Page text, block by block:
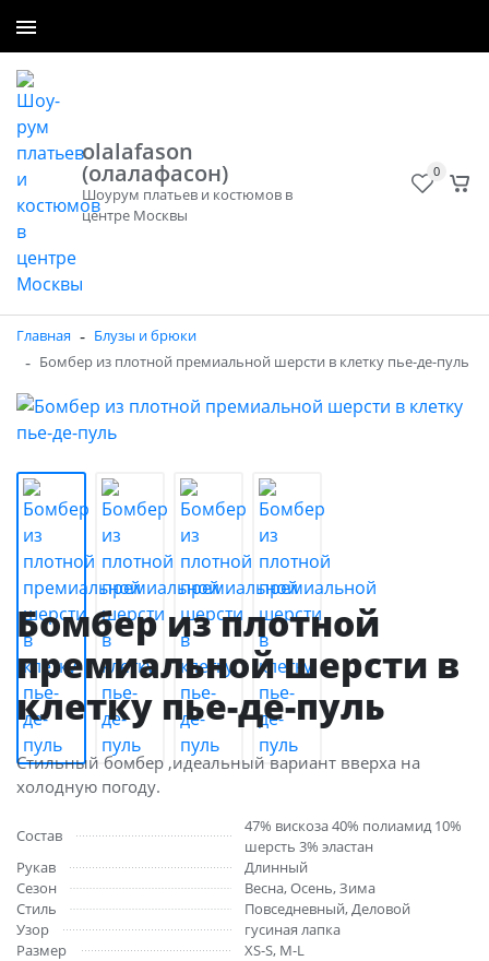
olalafason
(олалафасон)
Шоурум платьев и костюмов в
центре Москвы
0
Главная - Блузы и брюки
- Бомбер из плотной премиальной шерсти в клетку пье-де-пуль
Бомбер из плотной
премиальной шерсти в
клетку пье-де-пуль
Стильный бомбер ,идеальный вариант вверха на
холодную погоду.
Состав
47% вискоза 40% полиамид 10%
шерсть 3% эластан
Рукав
Длинный
Сезон
Весна, Осень, Зима
Стиль
Повседневный, Деловой
Узор
гусиная лапка
Размер
XS-S, M-L